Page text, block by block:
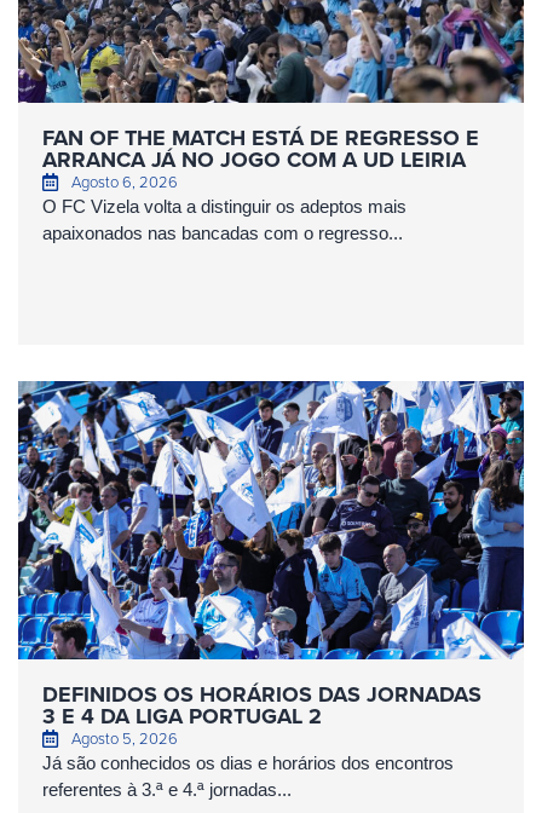
FAN OF THE MATCH ESTÁ DE REGRESSO E
ARRANCA JÁ NO JOGO COM A UD LEIRIA
Agosto 6, 2026
O FC Vizela volta a distinguir os adeptos mais
apaixonados nas bancadas com o regresso...
DEFINIDOS OS HORÁRIOS DAS JORNADAS
3 E 4 DA LIGA PORTUGAL 2
Agosto 5, 2026
Já são conhecidos os dias e horários dos encontros
referentes à 3.ª e 4.ª jornadas...